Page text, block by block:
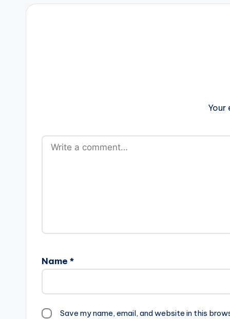
Your
Name *
Save my name, email, and website in this